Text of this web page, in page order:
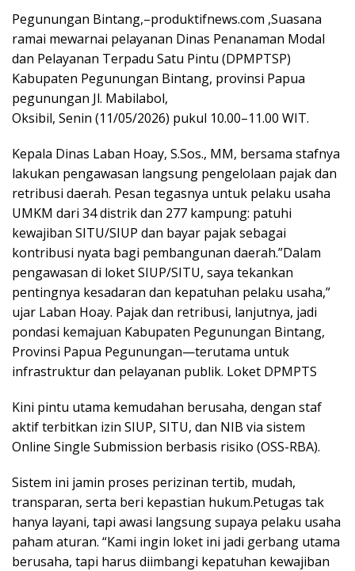
Pegunungan Bintang,–produktifnews.com ,Suasana
ramai mewarnai pelayanan Dinas Penanaman Modal
dan Pelayanan Terpadu Satu Pintu (DPMPTSP)
Kabupaten Pegunungan Bintang, provinsi Papua
pegunungan Jl. Mabilabol,
Oksibil, Senin (11/05/2026) pukul 10.00–11.00 WIT.
Kepala Dinas Laban Hoay, S.Sos., MM, bersama stafnya
lakukan pengawasan langsung pengelolaan pajak dan
retribusi daerah. Pesan tegasnya untuk pelaku usaha
UMKM dari 34 distrik dan 277 kampung: patuhi
kewajiban SITU/SIUP dan bayar pajak sebagai
kontribusi nyata bagi pembangunan daerah.”Dalam
pengawasan di loket SIUP/SITU, saya tekankan
pentingnya kesadaran dan kepatuhan pelaku usaha,”
ujar Laban Hoay. Pajak dan retribusi, lanjutnya, jadi
pondasi kemajuan Kabupaten Pegunungan Bintang,
Provinsi Papua Pegunungan—terutama untuk
infrastruktur dan pelayanan publik. Loket DPMPTS
Kini pintu utama kemudahan berusaha, dengan staf
aktif terbitkan izin SIUP, SITU, dan NIB via sistem
Online Single Submission berbasis risiko (OSS-RBA).
Sistem ini jamin proses perizinan tertib, mudah,
transparan, serta beri kepastian hukum.Petugas tak
hanya layani, tapi awasi langsung supaya pelaku usaha
paham aturan. “Kami ingin loket ini jadi gerbang utama
berusaha, tapi harus diimbangi kepatuhan kewajiban